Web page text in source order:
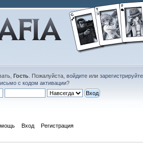
Гость. Пожалуйста, войдитеили
с кодом активации?
Вход Регистрация